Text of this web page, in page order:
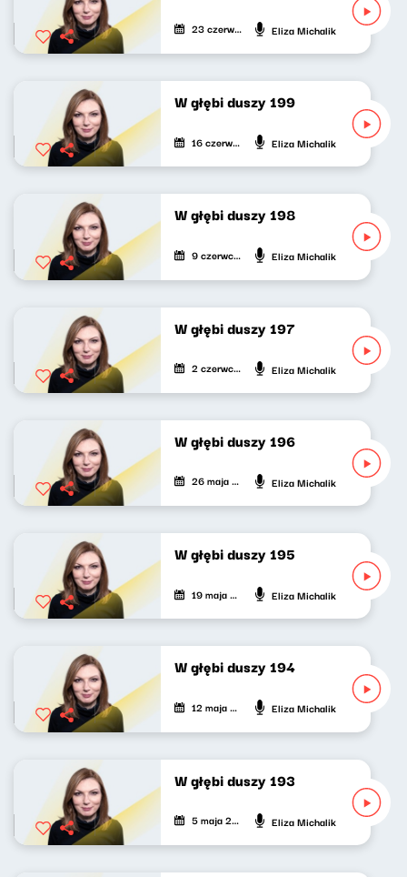
23 czerwca 2024 Eliza Michalik
W głębi duszy 199
16 czerwca 2024 Eliza Michalik
W głębi duszy 198
9 czerwca 2024 Eliza Michalik
W głębi duszy 197
2 czerwca 2024 Eliza Michalik
W głębi duszy 196
26 maja 2024 Eliza Michalik
W głębi duszy 195
19 maja 2024 Eliza Michalik
W głębi duszy 194
12 maja 2024 Eliza Michalik
W głębi duszy 193
5 maja 2024 Eliza Michalik